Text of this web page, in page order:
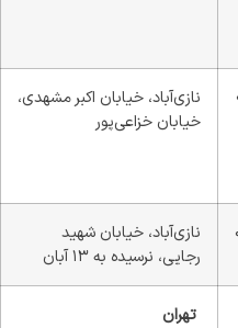
نازی‌آباد، خیابان اکبر مشهدی،
خیابان خزاعی‌پور
نازی‌آباد، خیابان شهید
رجایی، نرسیده به ۱۳ آبان
تهران